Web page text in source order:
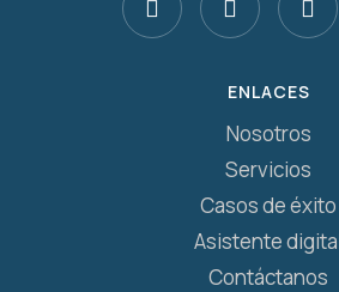
ENLACES
Nosotros
Servicios
Casos de éxito
Asistente
Contáctanos